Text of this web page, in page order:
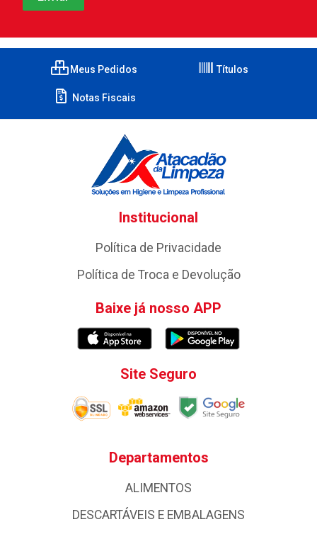
Meus Pedidos Títulos
Notas Fiscais
Institucional
Política de Privacidade
Política de Troca e Devolução
Baixe já nosso APP
Site Seguro
Departamentos
ALIMENTOS
DESCARTÁVEIS E EMBALAGENS